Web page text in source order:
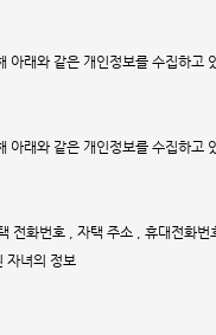
래와 같은 개인정보를 수집하고
래와 같은 개인정보를 수집하고
전화번호 , 자택 주소 , 휴대전화
자녀의 정보